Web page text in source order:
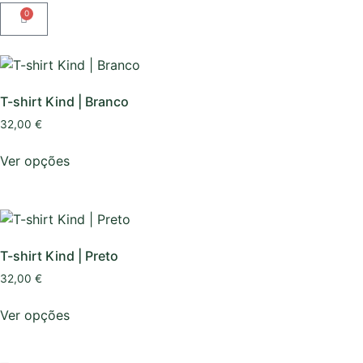
0
T-shirt Kind | Branco
32,00 €
Ver opções
T-shirt Kind | Preto
32,00 €
Ver opções